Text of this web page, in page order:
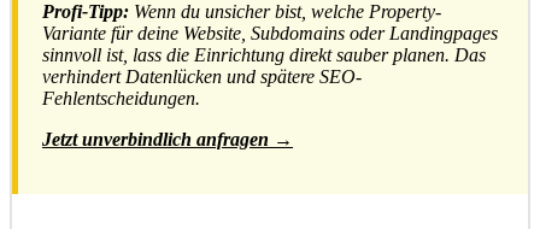
Profi-Tipp: Wenn du unsicher bist, welche Property-
Variante für deine Website, Subdomains oder Landingpages
sinnvoll ist, lass die Einrichtung direkt sauber planen. Das
verhindert Datenlücken und spätere SEO-
Fehlentscheidungen.
Jetzt unverbindlich anfragen →